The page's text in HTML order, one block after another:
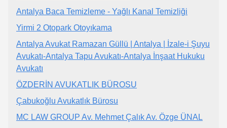
Antalya Baca Temizleme - Yağlı Kanal Temizliği
Yirmi 2 Otopark Otoyıkama
Antalya Avukat Ramazan Güllü | Antalya | İzale-i Şuyu
Avukatı-Antalya Tapu Avukatı-Antalya İnşaat Hukuku
Avukatı
ÖZDERİN AVUKATLIK BÜROSU
Çabukoğlu Avukatlık Bürosu
MC LAW GROUP Av. Mehmet Çalık Av. Özge ÜNAL